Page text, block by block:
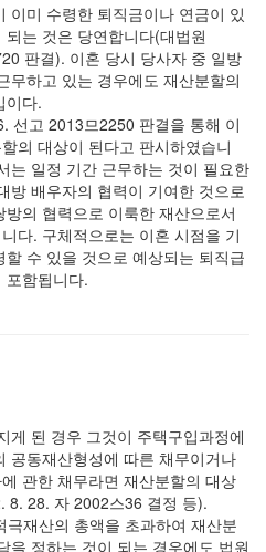
이미 수령한 퇴직금이나 연금이 있
는 것은 당연합니다(대법원
판결). 이혼 당시 당사자 중 일방
무하고 있는 경우에도 재산분할의
이다.
선고 2013므2250 판결을 통해 이
의 대상이 된다고 판시하였습니
는 일정 기간 근무하는 것이 필요한
방 배우자의 협력이 기여한 것으로
의 협력으로 이룩한 재산으로서
다. 구체적으로는 이혼 시점을 기
수 있을 것으로 예상되는 퇴직급
포함됩니다.
게 된 경우 그것이 주택구입과정에
공동재산형성에 따른 채무이거나
관한 채무라면 재산분할의 대상
8. 28. 자 2002스36 결정 등).
재산의 총액을 초과하여 재산분
을 정하는 것이 되는 경우에도 법원